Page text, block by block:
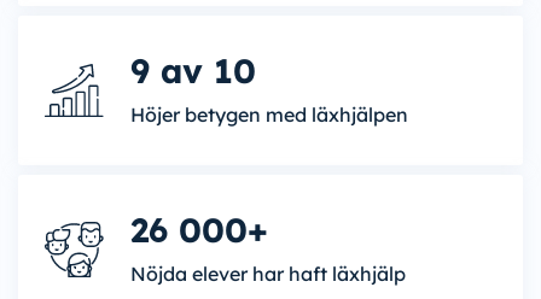
9 av 10
Höjer betygen med läxhjälpen
26 000+
Nöjda elever har haft läxhjälp